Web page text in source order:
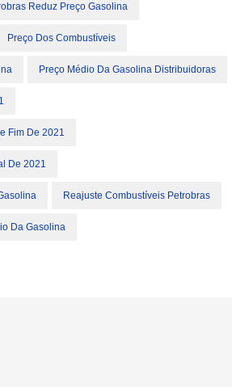
Reduz Preço Gasolina
Preço Dos Combustíveis
Preço Médio Da Gasolina Distribuidoras
Fim De 2021
De 2021
Reajuste Combustíveis Petrobras
Da Gasolina